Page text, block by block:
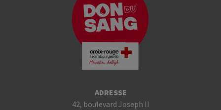
ADRESSE
42, boulevard Joseph II